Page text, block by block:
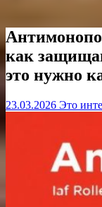
как
это нужно
23.03.2026 Это